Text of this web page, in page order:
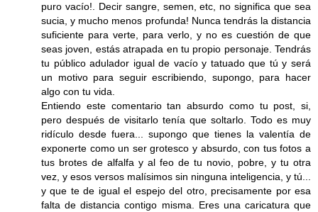
puro vacío!. Decir sangre, semen, etc, no significa que sea
sucia, y mucho menos profunda! Nunca tendrás la distancia
suficiente para verte, para verlo, y no es cuestión de que
seas joven, estás atrapada en tu propio personaje. Tendrás
tu público adulador igual de vacío y tatuado que tú y será
un motivo para seguir escribiendo, supongo, para hacer
algo con tu vida.
Entiendo este comentario tan absurdo como tu post, si,
pero después de visitarlo tenía que soltarlo. Todo es muy
ridículo desde fuera... supongo que tienes la valentía de
exponerte como un ser grotesco y absurdo, con tus fotos a
tus brotes de alfalfa y al feo de tu novio, pobre, y tu otra
vez, y esos versos malísimos sin ninguna inteligencia, y tú...
y que te de igual el espejo del otro, precisamente por esa
falta de distancia contigo misma. Eres una caricatura que